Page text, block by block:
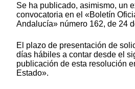
Se ha publicado, asimismo, un
convocatoria en el «Boletín
Andalucía» número 162, de 24
El plazo de presentación de
días hábiles a contar desde el
publicación de esta resolución
Estado».